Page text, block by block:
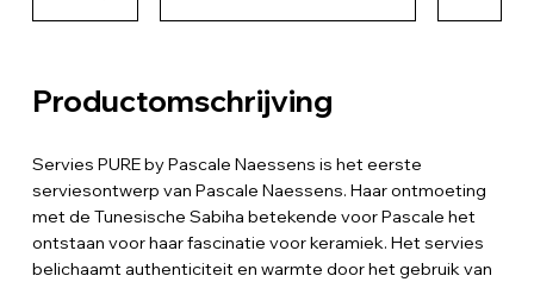
Productomschrijving
Servies PURE by Pascale Naessens is het eerste
serviesontwerp van Pascale Naessens. Haar ontmoeting
met de Tunesische Sabiha betekende voor Pascale het
ontstaan voor haar fascinatie voor keramiek. Het servies
belichaamt authenticiteit en warmte door het gebruik van